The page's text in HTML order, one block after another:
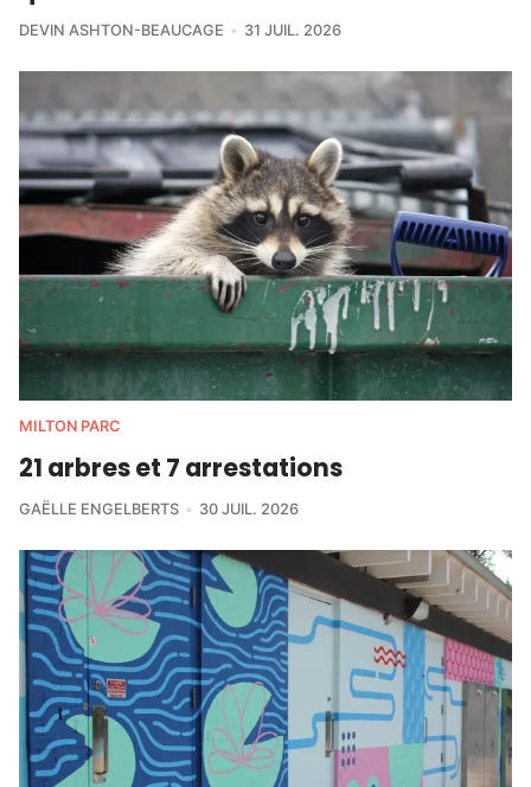
DEVIN ASHTON-BEAUCAGE 31 JUIL. 2026
MILTON PARC
21 arbres et 7 arrestations
GAËLLE ENGELBERTS 30 JUIL. 2026